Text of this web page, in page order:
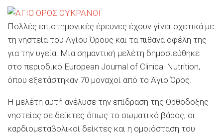
Πολλές επιστημονικές έρευνες έχουν γίνει σχετικά με
τη νηστεία του Αγίου Όρους και τα πιθανά οφέλη της
για την υγεία. Μια σημαντική μελέτη δημοσιεύθηκε
στο περιοδικό European Journal of Clinical Nutrition,
όπου εξετάστηκαν 70 μοναχοί από το Άγιο Όρος.
Η μελέτη αυτή ανέλυσε την επίδραση της Ορθόδοξης
νηστείας σε δείκτες όπως το σωματικό βάρος, οι
καρδιομεταβολικοί δείκτες και η ομοιόσταση του